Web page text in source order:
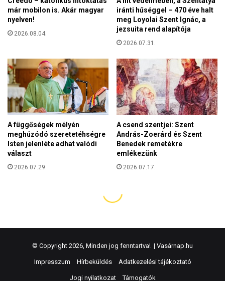
© Copyright 2026, Minden jog fenntartva! | Vasárnap.hu
Impresszum Hírbeküldés Adatkezelési tájékoztató
Jogi nyilatkozat Támogatók